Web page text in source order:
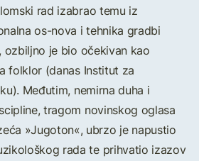
rad izabrao temu iz
os-nova i tehnika gradbi
ozbiljno je bio očekivan kao
folklor (danas Institut za
Međutim, nemirna duha i
tragom novinskog oglasa
»Jugoton«, ubrzo je napustio
rada te prihvatio izazov